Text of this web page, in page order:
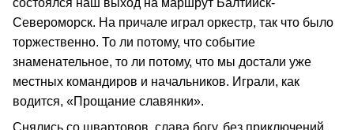
состоялся наш выход на маршрут Балтийск-
Североморск. На причале играл оркестр, так что было
торжественно. То ли потому, что событие
знаменательное, то ли потому, что мы достали уже
местных командиров и начальников. Играли, как
водится, «Прощание славянки».
Снялись со швартовов, слава богу, без приключений.